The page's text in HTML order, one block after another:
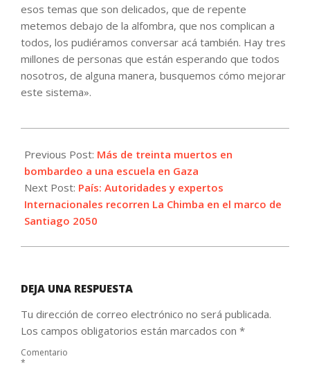
esos temas que son delicados, que de repente
metemos debajo de la alfombra, que nos complican a
todos, los pudiéramos conversar acá también. Hay tres
millones de personas que están esperando que todos
nosotros, de alguna manera, busquemos cómo mejorar
este sistema».
04-
03
Previous Post: Más de treinta muertos en
bombardeo a una escuela en Gaza
Next Post: País: Autoridades y expertos
Internacionales recorren La Chimba en el marco de
Santiago 2050
DEJA UNA RESPUESTA
Tu dirección de correo electrónico no será publicada.
Los campos obligatorios están marcados con *
Comentario
*